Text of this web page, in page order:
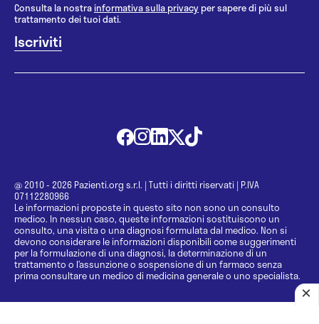
Consulta la nostrainformativa sulla privacy per sapere di più sul
trattamento dei tuoi dati.
@ 2010 - 2026 Pazienti.org s.r.l. | Tutti i diritti riservati | P.IVA
07112280966
Le informazioni proposte in questo sito non sono un consulto
medico. In nessun caso, queste informazioni sostituiscono un
consulto, una visita o una diagnosi formulata dal medico. Non si
devono considerare le informazioni disponibili come suggerimenti
per la formulazione di una diagnosi, la determinazione di un
trattamento o l’assunzione o sospensione di un farmaco senza
prima consultare un medico di medicina generale o uno specialista.